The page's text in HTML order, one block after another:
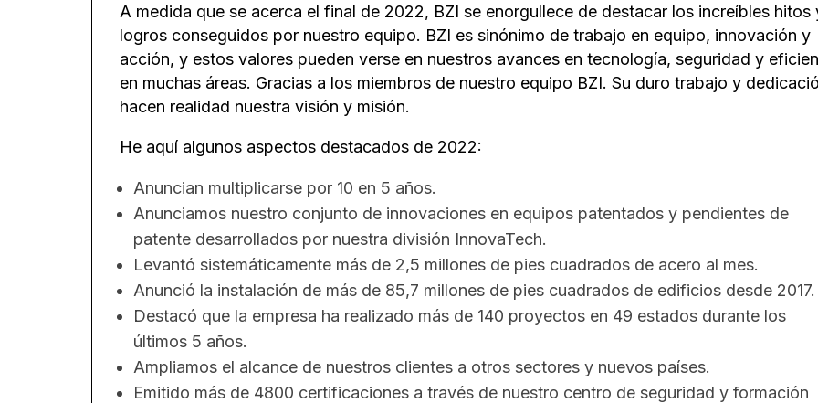
A medida que se acerca el final de 2022, BZI se enorgullece de destacar los increíbles hitos
logros conseguidos por nuestro equipo. BZI es sinónimo de trabajo en equipo, innovación y
acción, y estos valores pueden verse en nuestros avances en tecnología, seguridad y
en muchas áreas. Gracias a los miembros de nuestro equipo BZI. Su duro trabajo y
hacen realidad nuestra visión y misión.
He aquí algunos aspectos destacados de 2022:
Anuncian multiplicarse por 10 en 5 años.
Anunciamos nuestro conjunto de innovaciones en equipos patentados y pendientes de
patente desarrollados por nuestra división InnovaTech.
Levantó sistemáticamente más de 2,5 millones de pies cuadrados de acero al mes.
Anunció la instalación de más de 85,7 millones de pies cuadrados de edificios desde 2017.
Destacó que la empresa ha realizado más de 140 proyectos en 49 estados durante los
últimos 5 años.
Ampliamos el alcance de nuestros clientes a otros sectores y nuevos países.
Emitido más de 4800 certificaciones a través de nuestro centro de seguridad y formación